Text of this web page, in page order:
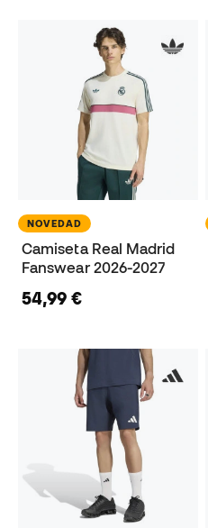
NOVEDAD
Camiseta Real Madrid
Fanswear 2026-2027
54,99 €